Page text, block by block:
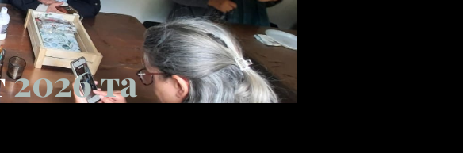
2026 та